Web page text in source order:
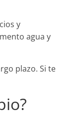
y
agua y
plazo. Si te